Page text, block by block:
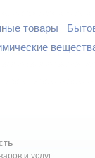
товары
и услуг